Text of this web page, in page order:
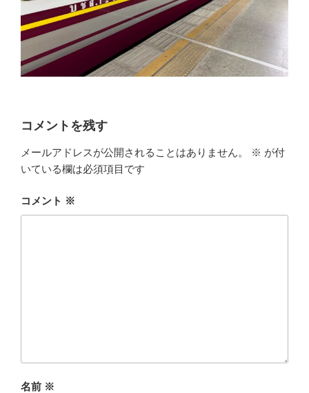
コメントを残す
メールアドレスが公開されることはありません。 ※ が付
いている欄は必須項目です
コメント ※
名前 ※